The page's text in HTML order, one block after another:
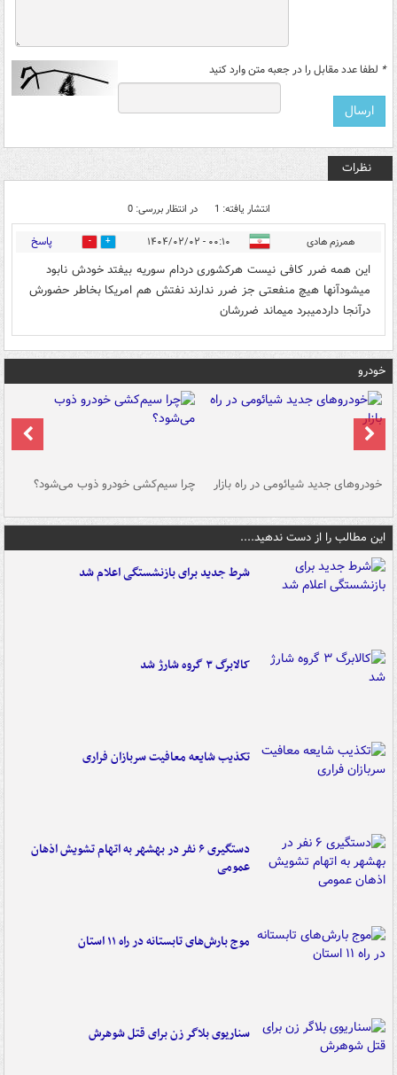
* لطفا عدد مقابل را در جعبه متن وارد کنید
نظرات
انتشار یافته: 1 در انتظار بررسی: 0
همرزم هادی ۰۰:۱۰ - ۱۴۰۴/۰۲/۰۲ 0 پاسخ
این همه ضرر کافی نیست هرکشوری دردام سوریه بیفتد خودش نابود
میشودآنها هیچ منفعتی جز ضرر ندارند نفتش هم امریکا بخاطر حضورش
درآنجا داردمیبرد میماند ضررشان
خودرو
خودروهای جدید شیائومی در راه بازار چرا سیم‌کشی خودرو ذوب می‌شود؟
این مطالب را از دست ندهید....
شرط جدید برای بازنشستگی اعلام شد
کالابرگ ۳ گروه شارژ شد
تکذیب شایعه معافیت سربازان فراری
دستگیری ۶ نفر در بهشهر به اتهام تشویش اذهان
عمومی
موج بارش‌های تابستانه در راه ۱۱ استان
سناریوی بلاگر زن برای قتل شوهرش